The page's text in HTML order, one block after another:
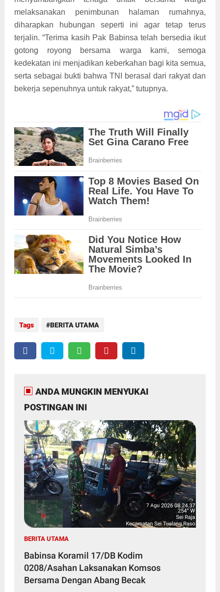
melaksanakan penimbunan halaman rumahnya,
diharapkan hubungan seperti ini agar tetap terus
terjalin. “Terima kasih Pak Babinsa telah bersedia ikut
gotong royong bersama warga kami, semoga
kedekatan ini menjadikan keberkahan bagi kita semua,
serta sebagai bukti bahwa TNI berasal dari rakyat dan
bekerja sepenuhnya untuk rakyat,” tutupnya.
Tags BERITA UTAMA
ANDA MUNGKIN MENYUKAI
POSTINGAN INI
BERITA UTAMA
Babinsa Koramil 17/DB Kodim
0208/Asahan Laksanakan Komsos
Bersama Dengan Abang Becak